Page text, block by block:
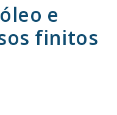
e
finitos